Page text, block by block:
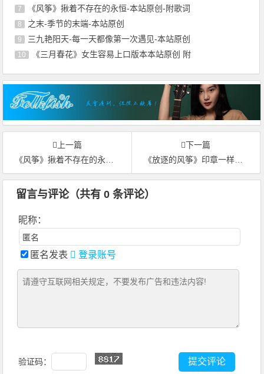
7 《风筝》揪着不存在的永恒-本站原创-附歌词
8 之末-季节的末端-本站原创
9 三九艳阳天-每一天都像第一次遇见-本站原创
10 《三月春花》女生容易上口版本本站原创 附
上一篇
《风筝》揪着不存在的永恒-本站原创-附歌词音频
下一篇
《放逐的风筝》印章一样的吻，从此无悲无恨-本站原创
留言与评论（共有0 条评论）
昵称：
匿名发表 登录账号
验证码：